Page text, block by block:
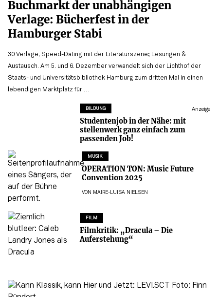
Buchmarkt der unabhängigen
Verlage: Bücherfest in der
Hamburger Stabi
30 Verlage, Speed-Dating mit der Literaturszene; Lesungen &
Austausch. Am 5. und 6. Dezember verwandelt sich der Lichthof der
Staats- und Universitätsbibliothek Hamburg zum dritten Mal in einen
lebendigen Marktplatz für …
BILDUNG Anzeige
Studentenjob in der Nähe: mit
stellenwerk ganz einfach zum
passenden Job!
MUSIK
OPERATION TON: Music Future
Convention 2025
VON MAIRE-LUISA NIELSEN
FILM
Filmkritik: „Dracula – Die
Auferstehung“